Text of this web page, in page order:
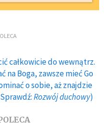
całkowicie do wewnątrz.
na Boga, zawsze mieć Go
o sobie, aż znajdzie
Rozwój duchowy)